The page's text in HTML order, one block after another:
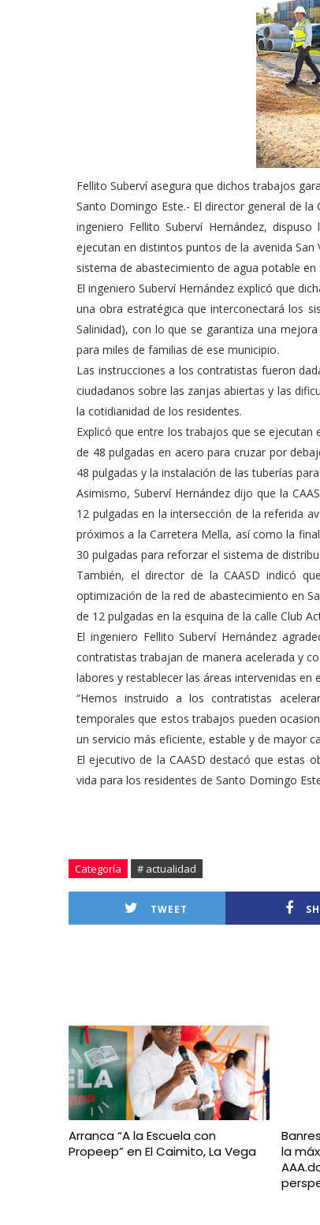
Fellito Suberví asegura que dichos trabajos
Santo Domingo Este.- El director general de
ingeniero Fellito Suberví Hernández,
ejecutan en distintos puntos de la avenida
sistema de abastecimiento de agua potable
El ingeniero Suberví Hernández explicó que
una obra estratégica que interconectará los
Salinidad), con lo que se garantiza una
para miles de familias de ese municipio.
Las instrucciones a los contratistas fueron
ciudadanos sobre las zanjas abiertas y las
la cotidianidad de los residentes.
Explicó que entre los trabajos que se ejecutan
de 48 pulgadas en acero para cruzar por
48 pulgadas y la instalación de las tuberías
Asimismo, Suberví Hernández dijo que la
12 pulgadas en la intersección de la referida
próximos a la Carretera Mella, así como la
30 pulgadas para reforzar el sistema de
También, el director de la CAASD indicó
optimización de la red de abastecimiento en
de 12 pulgadas en la esquina de la calle Club
El ingeniero Fellito Suberví Hernández
contratistas trabajan de manera acelerada y
labores y restablecer las áreas intervenidas en
“Hemos instruido a los contratistas
temporales que estos trabajos pueden
un servicio más eficiente, estable y de mayor
El ejecutivo de la CAASD destacó que estas
vida para los residentes de Santo Domingo
Categoría # actualidad
TWEET
Arranca “A la Escuela con
Propeep” en El Caimito, La Vega
la